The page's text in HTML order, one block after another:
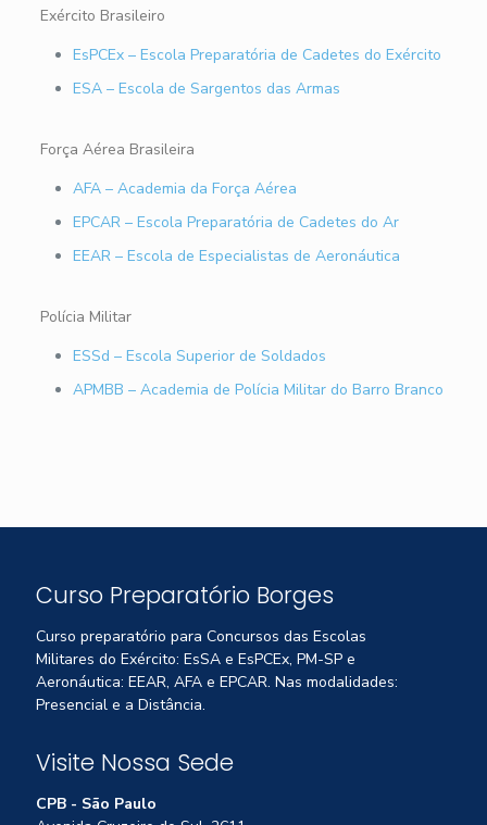
Exército Brasileiro
EsPCEx – Escola Preparatória de Cadetes do Exército
ESA – Escola de Sargentos das Armas
Força Aérea Brasileira
AFA – Academia da Força Aérea
EPCAR – Escola Preparatória de Cadetes do Ar
EEAR – Escola de Especialistas de Aeronáutica
Polícia Militar
ESSd – Escola Superior de Soldados
APMBB – Academia de Polícia Militar do Barro Branco
Curso Preparatório Borges
Curso preparatório para Concursos das Escolas
Militares do Exército: EsSA e EsPCEx, PM-SP e
Aeronáutica: EEAR, AFA e EPCAR. Nas modalidades:
Presencial e a Distância.
Visite Nossa Sede
CPB - São Paulo